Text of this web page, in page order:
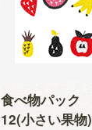
食べ物パック
12(小さい果物)